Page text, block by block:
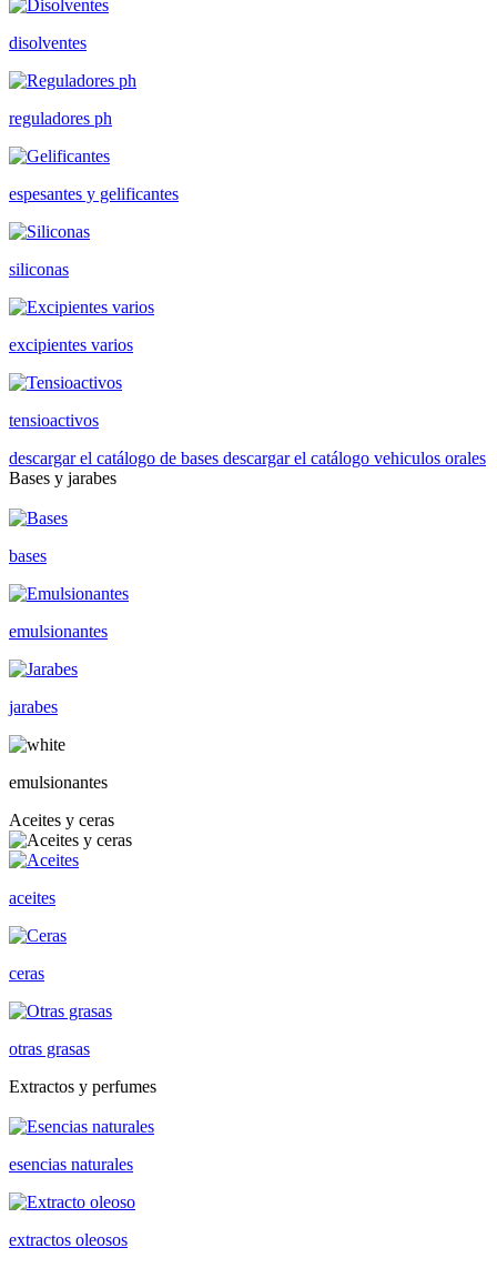
disolventes
reguladores ph
espesantes y gelificantes
siliconas
excipientes varios
tensioactivos
descargar el catálogo de bases descargar el catálogo vehiculos orales
Bases y jarabes
bases
emulsionantes
jarabes
emulsionantes
Aceites y ceras
aceites
ceras
otras grasas
Extractos y perfumes
esencias naturales
extractos oleosos